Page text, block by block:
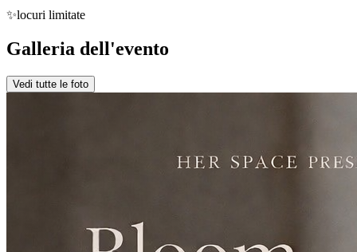
✨locuri limitate
Galleria dell'evento
Vedi tutte le foto